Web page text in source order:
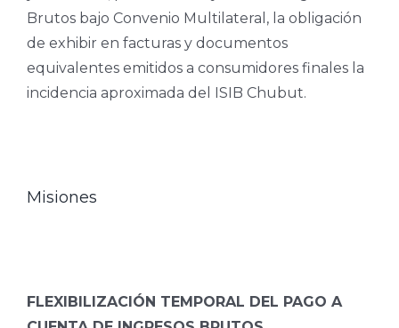
Brutos bajo Convenio Multilateral, la obligación
de exhibir en facturas y documentos
equivalentes emitidos a consumidores finales la
incidencia aproximada del ISIB Chubut.
Misiones
FLEXIBILIZACIÓN TEMPORAL DEL PAGO A